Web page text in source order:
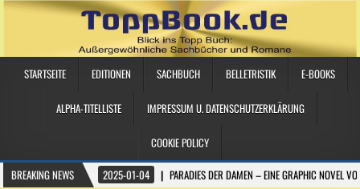
STARTSEITE EDITIONEN SACHBUCH BELLETRISTIK E-BOOKS
ALPHA-TITELLISTE IMPRESSUM U. DATENSCHUTZERKLÄRUNG
COOKIE POLICY
BREAKING NEWS
2025-01-04 PARADIES DER DAMEN – EINE GRAPHIC NOVEL